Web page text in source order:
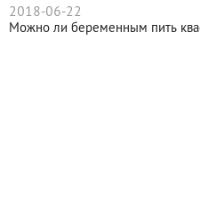
2018-06-22
Можно ли беременным пить